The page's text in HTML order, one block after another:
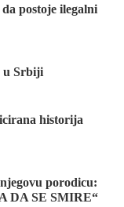
postoje ilegalni
u Srbiji
historija
porodicu:
DA SE SMIRE“